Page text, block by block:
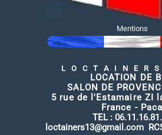
Mentions
LOCATION DE
SALON DE
5 rue de l'Estamaire ZI
France - Paca
TEL :
loctainers13@gmail.com